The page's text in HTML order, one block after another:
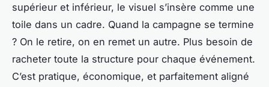
supérieur et inférieur, le visuel s’insère comme une
toile dans un cadre. Quand la campagne se termine
? On le retire, on en remet un autre. Plus besoin de
racheter toute la structure pour chaque événement.
C’est pratique, économique, et parfaitement aligné